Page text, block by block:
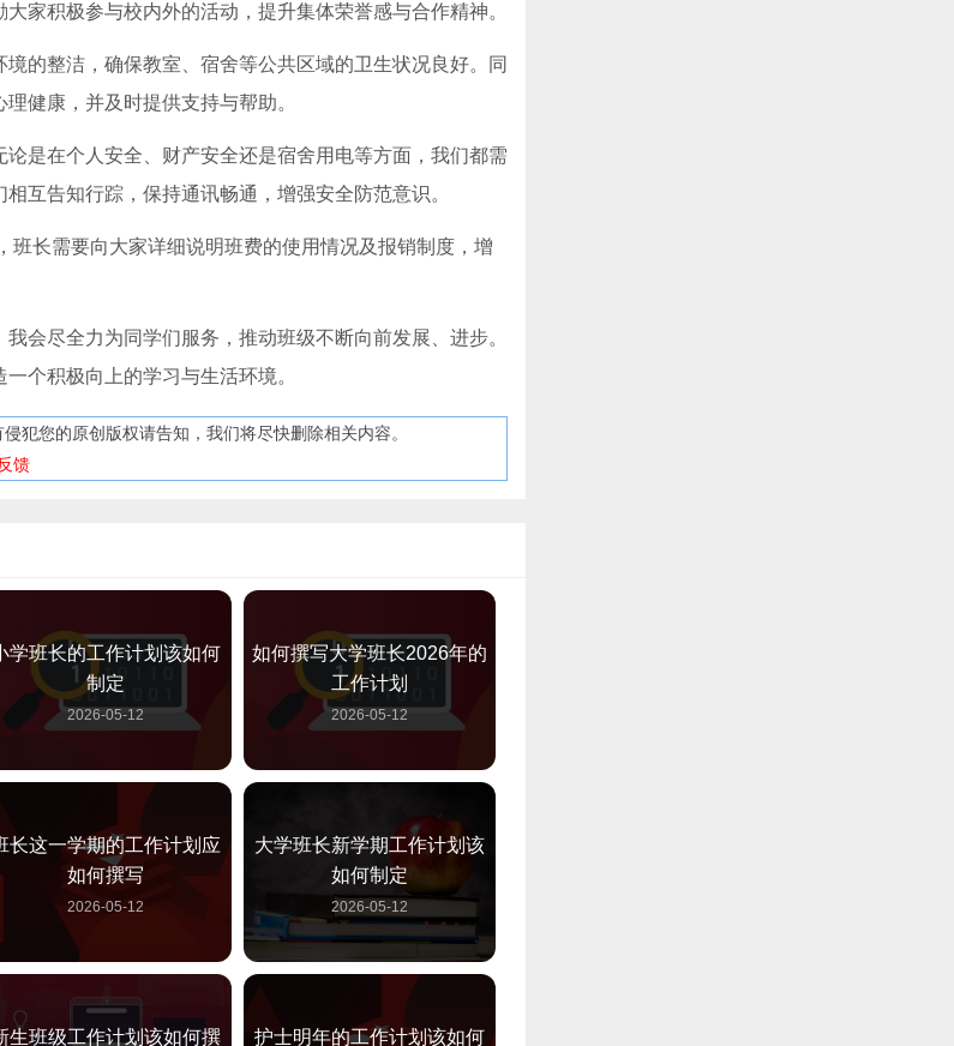
家积极参与校内外的活动，提升集体荣誉感与合作精神。
的整洁，确保教室、宿舍等公共区域的卫生状况良好。同
健康，并及时提供支持与帮助。
是在个人安全、财产安全还是宿舍用电等方面，我们都需
互告知行踪，保持通讯畅通，增强安全防范意识。
长需要向大家详细说明班费的使用情况及报销制度，增
会尽全力为同学们服务，推动班级不断向前发展、进步。
个积极向上的学习与生活环境。
犯您的原创版权请告知，我们将尽快删除相关内容。
馈
学班长的工作计划该如何
制定
2026-05-12
如何撰写大学班长2026年的
工作计划
2026-05-12
长这一学期的工作计划应
如何撰写
2026-05-12
大学班长新学期工作计划该
如何制定
2026-05-12
生班级工作计划该如何撰 护士明年的工作计划该如何